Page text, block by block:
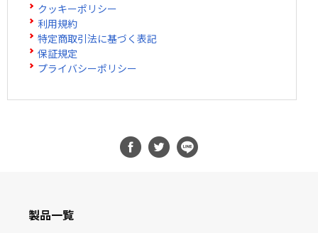
クッキーポリシー
利用規約
特定商取引法に基づく表記
保証規定
プライバシーポリシー
製品一覧